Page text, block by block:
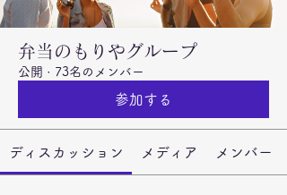
弁当のもりやグループ
公開 · 73名のメンバー
参加する
ディスカッション メディア メンバー